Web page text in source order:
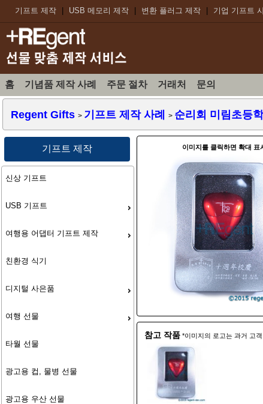
기프트 제작 USB 메모리 제작 변환 플러그 제작 기업 기프트
홈 기념품 제작 사례 주문 절차 거래처 문의
Regent Gifts > 기프트 제작 사례 > 순리회 미림초등
기프트 제작
신상 기프트
USB 기프트
여행용 어댑터 기프트 제작
친환경 식기
디지털 사은품
여행 선물
타월 선물
광고용 컵, 물병 선물
광고용 우산 선물
이미지를 클릭하면 확대 표
참고 작품 *이미지의 로고는 과거 고